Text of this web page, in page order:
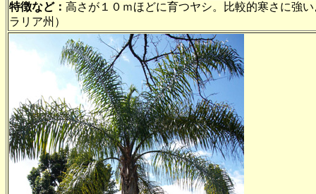
特徴など： 高さが１０ｍほどに育つヤシ。比較的寒さに強
ラリア州）